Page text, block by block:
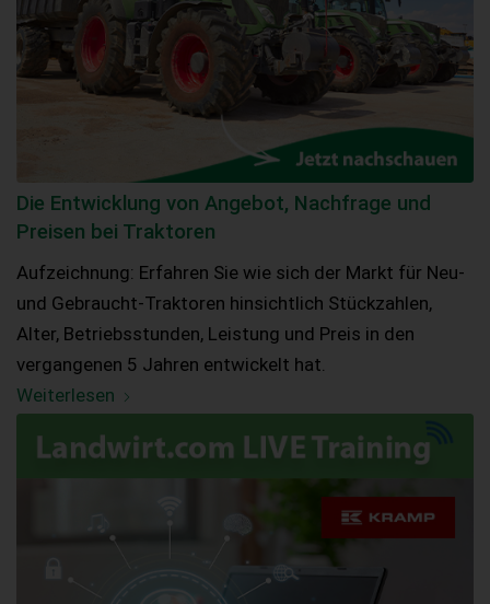
Die Entwicklung von Angebot, Nachfrage und
Preisen bei Traktoren
Aufzeichnung: Erfahren Sie wie sich der Markt für Neu-
und Gebraucht-Traktoren hinsichtlich Stückzahlen,
Alter, Betriebsstunden, Leistung und Preis in den
vergangenen 5 Jahren entwickelt hat.
Weiterlesen